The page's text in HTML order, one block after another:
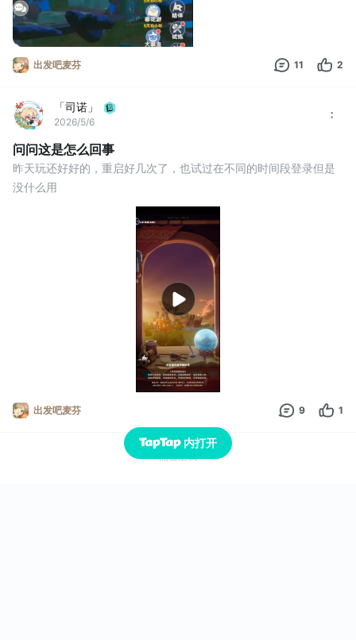
出发吧麦芬 11 2
「司诺」
2026/5/6
问问这是怎么回事
昨天玩还好好的，重启好几次了，也试过在不同的时间段登录但是
没什么用
出发吧麦芬 9 1
内打开